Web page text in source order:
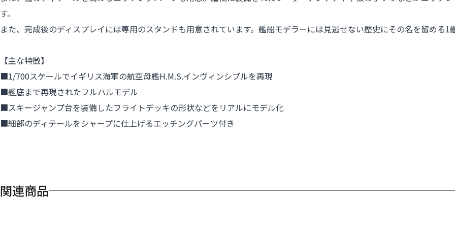
す。
また、完成後のディスプレイには専用のスタンドも用意されています。艦船モデラーには見逃せない歴史にその名を留める1
【主な特徴】
■1/700スケールでイギリス海軍の航空母艦H.M.S.インヴィンシブルを再現
■艦底まで再現されたフルハルモデル
■スキージャンプ台を装備したフライトデッキの形状などをリアルにモデル化
■細部のディテールをシャープに仕上げるエッチングパーツ付き
関連商品